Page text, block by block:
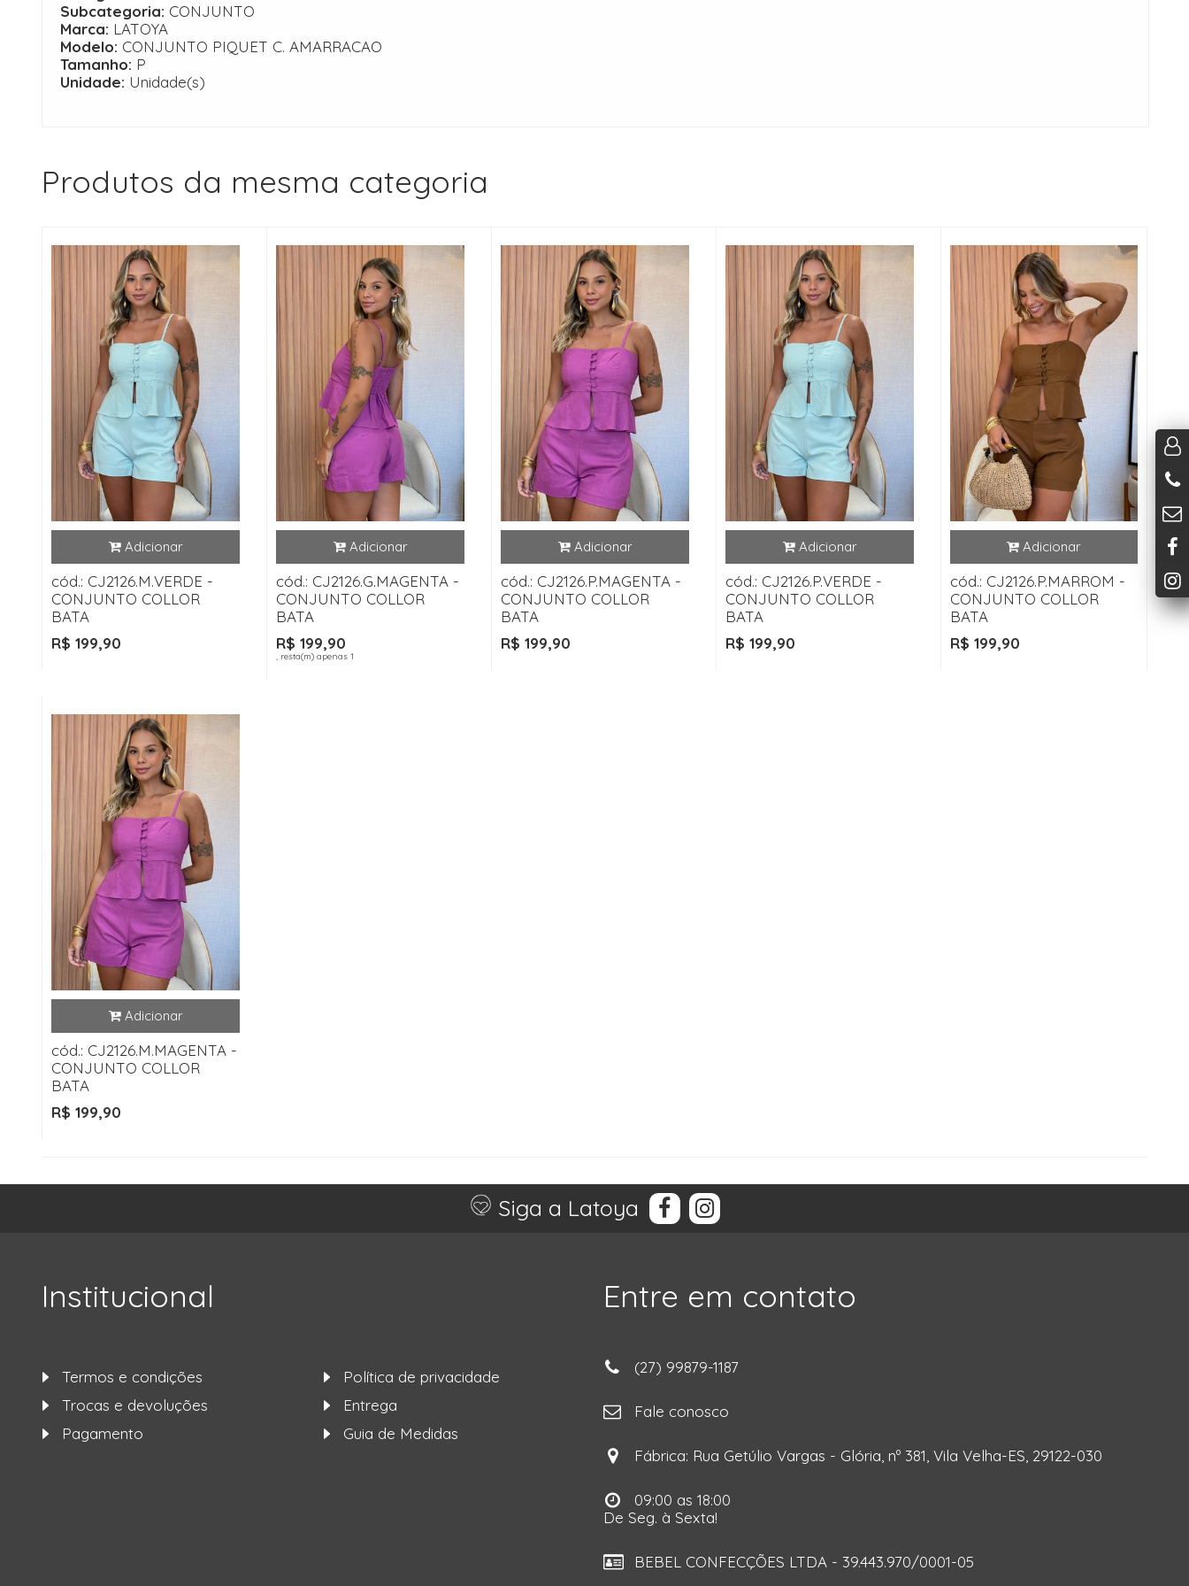
Subcategoria: CONJUNTO
Marca: LATOYA
Modelo: CONJUNTO PIQUET C. AMARRACAO
Tamanho: P
Unidade: Unidade(s)
Produtos da mesma categoria
cód.: CJ2126.M.VERDE -
CONJUNTO COLLOR
BATA
R$ 199,90
cód.: CJ2126.G.MAGENTA -
CONJUNTO COLLOR
BATA
R$ 199,90
, resta(m) apenas 1
cód.: CJ2126.P.MAGENTA -
CONJUNTO COLLOR
BATA
R$ 199,90
cód.: CJ2126.P.VERDE -
CONJUNTO COLLOR
BATA
R$ 199,90
cód.: CJ2126.P.MARROM -
CONJUNTO COLLOR
BATA
R$ 199,90
cód.: CJ2126.M.MAGENTA -
CONJUNTO COLLOR
BATA
R$ 199,90
Siga a Latoya
Institucional
Termos e condições
Política de privacidade
Trocas e devoluções
Entrega
Pagamento
Guia de Medidas
Entre em contato
(27) 99879-1187
Fale conosco
Fábrica: Rua Getúlio Vargas - Glória, nº 381, Vila Velha-ES, 29122-030
09:00 as 18:00
De Seg. à Sexta!
BEBEL CONFECÇÕES LTDA - 39.443.970/0001-05